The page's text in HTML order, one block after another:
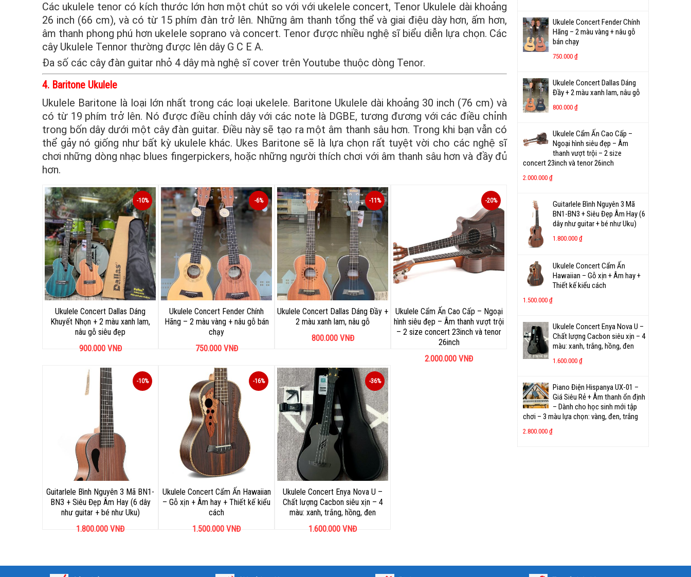
Các ukulele tenor có kích thước lớn hơn một chút so với với ukelele concert, Tenor Ukulele dài khoảng
26 inch (66 cm), và có từ 15 phím đàn trở lên. Những âm thanh tổng thể và giai điệu dày hơn, ấm hơn,
âm thanh phong phú hơn ukelele soprano và concert. Tenor được nhiều nghệ sĩ biểu diễn lựa chọn. Các
cây Ukulele Tennor thường được lên dây G C E A.
Đa số các cây đàn guitar nhỏ 4 dây mà nghệ sĩ cover trên Youtube thuộc dòng Tenor.
4. Baritone Ukulele
Ukulele Baritone là loại lớn nhất trong các loại ukelele. Baritone Ukulele dài khoảng 30 inch (76 cm) và
có từ 19 phím trở lên. Nó được điều chỉnh dây với các note là DGBE, tương đương với các điều chỉnh
trong bốn dây dưới một cây đàn guitar. Điều này sẽ tạo ra một âm thanh sâu hơn. Trong khi bạn vẫn có
thể gảy nó giống như bất kỳ ukulele khác. Ukes Baritone sẽ là lựa chọn rất tuyệt vời cho các nghệ sĩ
chơi những dòng nhạc blues fingerpickers, hoặc những người thích chơi với âm thanh sâu hơn và đầy đủ
hơn.
-10%
Ukulele Concert Dallas Dáng
Khuyết Nhọn + 2 màu xanh lam,
nâu gỗ siêu đẹp
900.000VNĐ
-6%
Ukulele Concert Fender Chính
Hãng – 2 màu vàng + nâu gỗ bán
chạy
750.000VNĐ
-11%
Ukulele Concert Dallas Dáng Đầy +
2 màu xanh lam, nâu gỗ
800.000VNĐ
-20%
Ukulele Cẩm Ấn Cao Cấp – Ngoại
hình siêu đẹp – Âm thanh vượt trội
– 2 size concert 23inch và tenor
26inch
2.000.000 VNĐ
-10%
Guitarlele Bình Nguyên 3 Mã BN1-
BN3 + Siêu Đẹp Âm Hay (6 dây
như guitar + bé như Uku)
1.800.000 VNĐ
-16%
Ukulele Concert Cẩm Ấn Hawaiian
– Gỗ xịn + Âm hay + Thiết kế kiểu
cách
1.500.000 VNĐ
-36%
Ukulele Concert Enya Nova U –
Chất lượng Cacbon siêu xịn – 4
màu: xanh, trắng, hồng, đen
1.600.000 VNĐ
Ukulele Concert Fender Chính
Hãng – 2 màu vàng + nâu gỗ
bán chạy
750.000 ₫
Ukulele Concert Dallas Dáng
Đầy + 2 màu xanh lam, nâu gỗ
800.000 ₫
Ukulele Cẩm Ấn Cao Cấp –
Ngoại hình siêu đẹp – Âm
thanh vượt trội – 2 size
concert 23inch và tenor 26inch
2.000.000 ₫
Guitarlele Bình Nguyên 3 Mã
BN1-BN3 + Siêu Đẹp Âm Hay (6
dây như guitar + bé như Uku)
1.800.000 ₫
Ukulele Concert Cẩm Ấn
Hawaiian – Gỗ xịn + Âm hay +
Thiết kế kiểu cách
1.500.000 ₫
Ukulele Concert Enya Nova U –
Chất lượng Cacbon siêu xịn – 4
màu: xanh, trắng, hồng, đen
1.600.000 ₫
Piano Điện Hispanya UX-01 –
Giá Siêu Rẻ + Âm thanh ổn định
– Dành cho học sinh mới tập
chơi – 3 màu lựa chọn: vàng, đen, trắng
2.800.000 ₫